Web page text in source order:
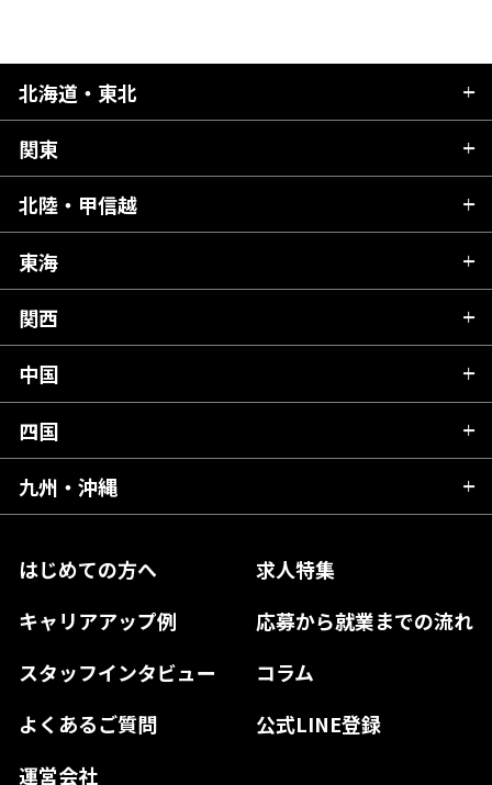
はじめての方へ
求人特集
キャリアアップ例
応募から就業までの流れ
スタッフインタビュー
コラム
よくあるご質問
公式LINE登録
運営会社
北海道・東北
北海道
青森県
秋田県
岩手県
宮城県
福島県
関東
茨城県
栃木県
群馬県
千葉県
東京都
神奈川県
北陸・甲信越
新潟県
富山県
石川県
山梨県
長野県
東海
岐阜県
静岡県
愛知県
関西
滋賀県
京都府
大阪府
奈良県
和歌山県
中国
広島県
岡山県
島根県
山口県
四国
愛媛県
徳島県
九州・沖縄
熊本県